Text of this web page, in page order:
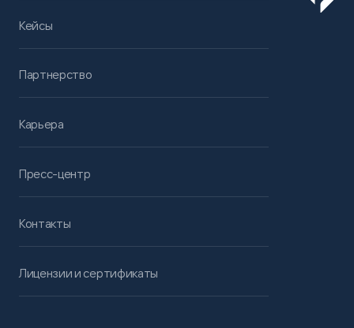
Кейсы
Партнерство
Карьера
Пресс-центр
Контакты
Лицензии и сертификаты